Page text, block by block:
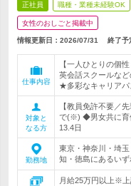
正社員 職種・業種未経験OK
女性のおしごと掲載中
情報更新日：2026/07/31 終了予
仕事内容
【一人ひとりの個
英会話スクールな
★多彩なキャリアパ
対象と
なる方
【教員免許不要／
で(※) ◆男女共に育
13.4日
勤務地
東京・神奈川・埼
知・徳島にあるい
月給25万円以上※